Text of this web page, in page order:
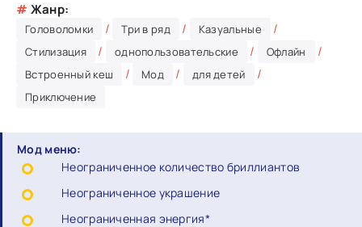
# Жанр:
Головоломки / Три в ряд / Казуальные /
Стилизация / однопользовательские / Офлайн /
Встроенный кеш / Мод / для детей /
Приключение
Мод меню:
Неограниченное количество бриллиантов
Неограниченное украшение
Неограниченная энергия*